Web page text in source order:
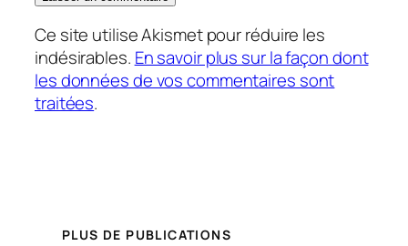
Ce site utilise Akismet pour réduire les
indésirables. En savoir plus sur la façon dont
les données de vos commentaires sont
traitées.
PLUS DE PUBLICATIONS